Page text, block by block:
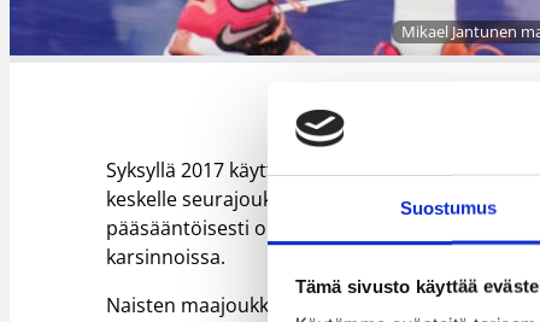
Suostumus
Tämä sivusto käyttää
Mikael Jantunen
Syksyllä 2017 käyttöön otetussa FIBA:n
keskelle seurajoukkuekautta. Tämä on
pääsääntöisesti ole pystyneet NBA- tai NCAA-
karsinnoissa.
Naisten maajoukkueessa sääntöön nähtiin